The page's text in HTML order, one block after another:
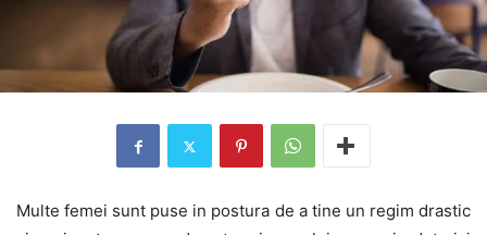
Multe femei sunt puse in postura de a tine un regim drastic